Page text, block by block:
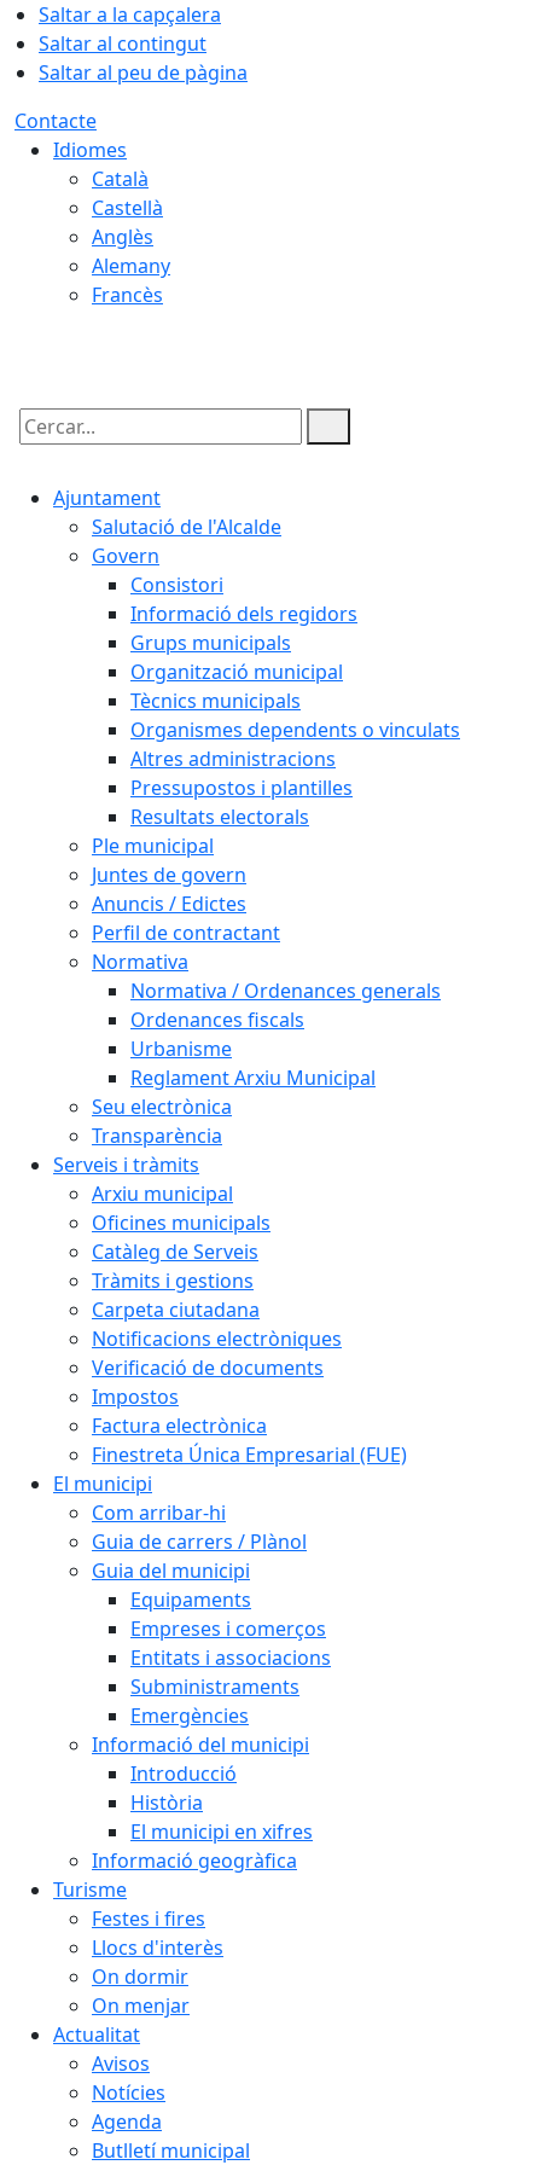
Saltar a la capçalera
Saltar al contingut
Saltar al peu de pàgina
Contacte
Idiomes
Català
Castellà
Anglès
Alemany
Francès
Cercar:
Ajuntament
Salutació de l'Alcalde
Govern
Consistori
Informació dels regidors
Grups municipals
Organització municipal
Tècnics municipals
Organismes dependents o vinculats
Altres administracions
Pressupostos i plantilles
Resultats electorals
Ple municipal
Juntes de govern
Anuncis / Edictes
Perfil de contractant
Normativa
Normativa / Ordenances generals
Ordenances fiscals
Urbanisme
Reglament Arxiu Municipal
Seu electrònica
Transparència
Serveis i tràmits
Arxiu municipal
Oficines municipals
Catàleg de Serveis
Tràmits i gestions
Carpeta ciutadana
Notificacions electròniques
Verificació de documents
Impostos
Factura electrònica
Finestreta Única Empresarial (FUE)
El municipi
Com arribar-hi
Guia de carrers / Plànol
Guia del municipi
Equipaments
Empreses i comerços
Entitats i associacions
Subministraments
Emergències
Informació del municipi
Introducció
Història
El municipi en xifres
Informació geogràfica
Turisme
Festes i fires
Llocs d'interès
On dormir
On menjar
Actualitat
Avisos
Notícies
Agenda
Butlletí municipal